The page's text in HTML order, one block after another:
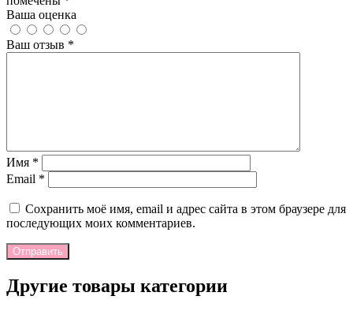
Ваша оценка
Ваш отзыв *
Имя *
Email *
Сохранить моё имя, email и адрес сайта в этом браузере для
последующих моих комментариев.
Отправить
Другие товары категории